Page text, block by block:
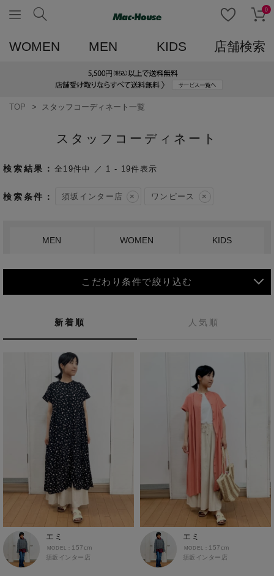
0
WOMEN MEN KIDS 店舗検索
TOP スタッフコーディネート一覧
スタッフコーディネート
須坂インター店 ワンピース
MEN WOMEN KIDS
こだわり条件で絞り込む
MEN
アウター
コーチジャケット
その他アウター
ダウンジャケット
テーラードジャケット
デニムジャケット
マウンテンパーカー・ウィンドブレーカー
トップス
～109cm
110cm～119cm
120cm～129cm
130cm～139cm
140cm～149cm
150cm～159cm
160cm～169cm
170cm～179cm
180cm～189cm
アルティモール東神楽店
イオン札幌西岡店
東北
銀河モール花巻店
イオンタウン南陽店
ガーラタウン青森店
イオン米沢店
関東
ジョイフル本田千代田店
イオン栃木店
MINANO分倍河原店
ガーデン前橋店
ギャラリエアピタ知立店
イオンタウン大垣店
近畿
エコール・リラ店
中国
40代
カジュアルスタイル 大人カジュアル
休日スタイル ゆるコーデ
春夏コーデ 楽チンスタイル
スニーカーコーデ 春コーデ 低身長
新着順 人気順
19件中 1 - 19件表示
エミ
須坂インター店
157cm
エミ
須坂インター店
157cm